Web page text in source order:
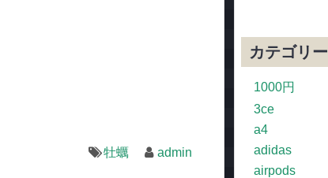
牡蠣 admin
カテゴリー
1000円
3ce
a4
adidas
airpods